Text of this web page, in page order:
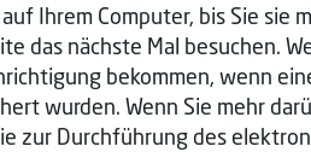
Ihrem Computer, bis Sie sie
das nächste Mal besuchen.
bekommen, wenn
wurden. Wenn Sie mehr
zur Durchführung des